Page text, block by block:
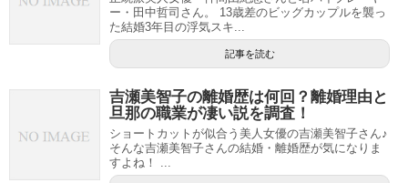
ー・田中哲司さん。 13歳差のビッグカップルを襲っ
た結婚3年目の浮気スキ...
記事を読む
吉瀬美智子の離婚歴は何回？離婚理由と
旦那の職業が凄い説を調査！
ショートカットが似合う美人女優の吉瀬美智子さん♪
そんな吉瀬美智子さんの結婚・離婚歴が気になりま
すよね！ ...